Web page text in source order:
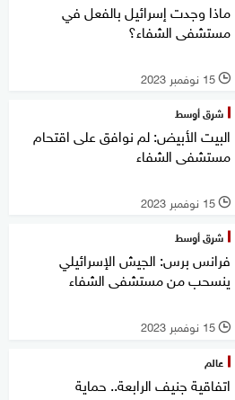
ماذا وجدت إسرائيل بالفعل في
مستشفى الشفاء؟
l 15 نوفمبر 2023
شرق أوسط
البيت الأبيض: لم نوافق على اقتحام
مستشفى الشفاء
l 15 نوفمبر 2023
شرق أوسط
فرانس برس: الجيش الإسرائيلي
ينسحب من مستشفى الشفاء
l 15 نوفمبر 2023
عالم
اتفاقية جنيف الرابعة.. حماية